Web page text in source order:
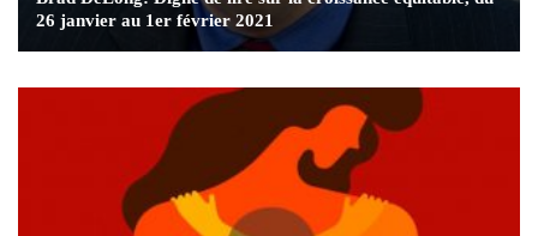
26 janvier au 1er février 2021